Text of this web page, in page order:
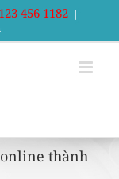
456 1182 |
thành